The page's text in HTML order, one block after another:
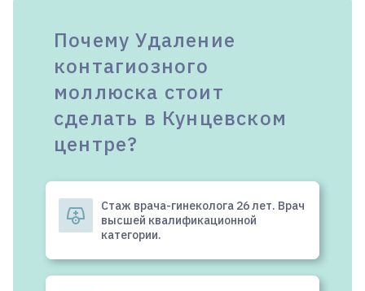
Почему Удаление
контагиозного
моллюска стоит
сделать в Кунцевском
центре?
Стаж врача-гинеколога 26 лет. Врач
высшей квалификационной
категории.